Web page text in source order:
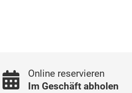
Online reservieren
Im Geschäft abholen